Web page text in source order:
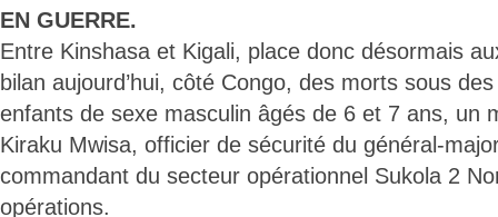
EN GUERRE.
Entre Kinshasa et Kigali, place donc désormais
bilan aujourd’hui, côté Congo, des morts sous
enfants de sexe masculin âgés de 6 et 7 ans, un
Kiraku Mwisa, officier de sécurité du général-
commandant du secteur opérationnel Sukola 2
opérations.